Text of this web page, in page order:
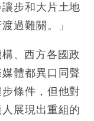
步和大片土地
過難關。」
、西方各國政
體都異口同聲
條件，但他對
展現出重組的